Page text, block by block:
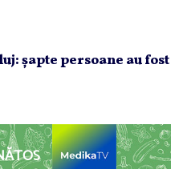
şapte persoane au fost